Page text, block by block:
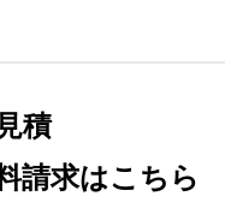
積
請求はこちら